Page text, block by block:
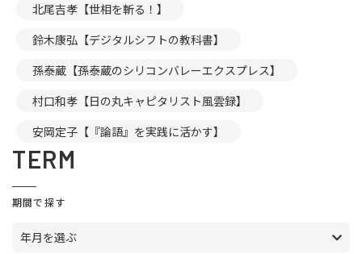
北尾吉孝【世相を斬る！】
鈴木康弘【デジタルシフトの教科書】
孫泰蔵【孫泰蔵のシリコンバレーエクスプレス】
村口和孝【日の丸キャピタリスト風雲録】
安岡定子【『論語』を実践に活かす】
TERM
期間で探す
年月を選ぶ